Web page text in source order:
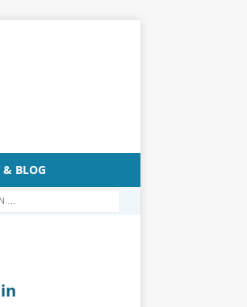
& BLOG